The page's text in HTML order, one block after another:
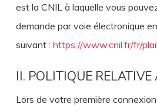
est la CNIL à laquelle vous
demande par voie électronique
suivant : https://www.cnil.fr/fr/
II. POLITIQUE RELATIVE
Lors de votre première